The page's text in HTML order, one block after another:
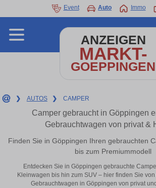
Event Auto Immo
ANZEIGEN
MARKT-
GOEPPINGEN
❯ AUTOS ❯ CAMPER
Camper gebraucht in Göppingen
Gebrauchtwagen von privat &
Finden Sie in Göppingen Ihren gebrauchten
bis zum Premiummodell
Entdecken Sie in Göppingen gebrauchte
Kleinwagen bis hin zum SUV – hier finden Sie
Gebrauchtwagen in Göppingen von privat